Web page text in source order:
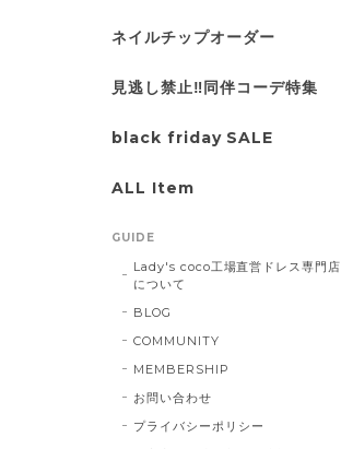
ネイルチップオーダー
見逃し禁止‼同伴コーデ特集
black friday SALE
ALL Item
GUIDE
Lady's coco工場直営ドレス専門店
について
BLOG
COMMUNITY
MEMBERSHIP
お問い合わせ
プライバシーポリシー